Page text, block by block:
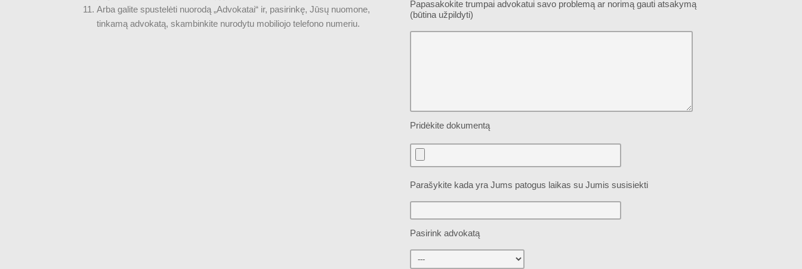
Arba galite spustelėti nuorodą „Advokatai“ ir, pasirinkę, Jūsų nuomone,
tinkamą advokatą, skambinkite nurodytu mobiliojo telefono numeriu.
Papasakokite trumpai advokatui savo problemą ar norimą gauti atsakymą
(būtina užpildyti)
Pridėkite dokumentą
Parašykite kada yra Jums patogus laikas su Jumis susisiekti
Pasirink advokatą